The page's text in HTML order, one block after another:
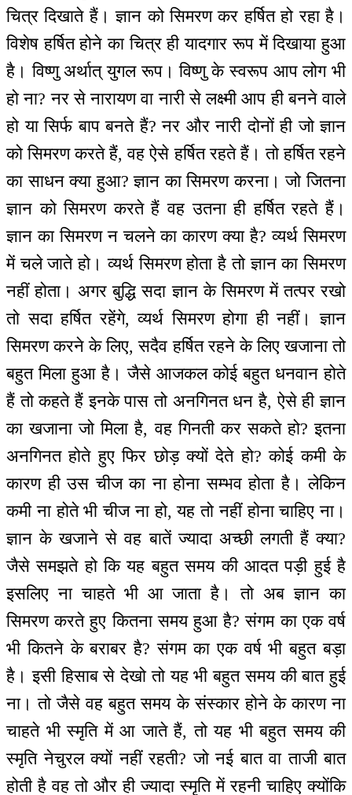
चित्र दिखाते हैं। ज्ञान को सिमरण कर हर्षित हो रहा है।
विशेष हर्षित होने का चित्र ही यादगार रूप में दिखाया हुआ
है। विष्णु अर्थात् युगल रूप। विष्णु के स्वरूप आप लोग भी
हो ना? नर से नारायण वा नारी से लक्ष्मी आप ही बनने वाले
हो या सिर्फ बाप बनते हैं? नर और नारी दोनों ही जो ज्ञान
को सिमरण करते हैं, वह ऐसे हर्षित रहते हैं। तो हर्षित रहने
का साधन क्या हुआ? ज्ञान का सिमरण करना। जो जितना
ज्ञान को सिमरण करते हैं वह उतना ही हर्षित रहते हैं।
ज्ञान का सिमरण न चलने का कारण क्या है? व्यर्थ सिमरण
में चले जाते हो। व्यर्थ सिमरण होता है तो ज्ञान का सिमरण
नहीं होता। अगर बुद्धि सदा ज्ञान के सिमरण में तत्पर रखो
तो सदा हर्षित रहेंगे, व्यर्थ सिमरण होगा ही नहीं। ज्ञान
सिमरण करने के लिए, सदैव हर्षित रहने के लिए खजाना तो
बहुत मिला हुआ है। जैसे आजकल कोई बहुत धनवान होते
हैं तो कहते हैं इनके पास तो अनगिनत धन है, ऐसे ही ज्ञान
का खजाना जो मिला है, वह गिनती कर सकते हो? इतना
अनगिनत होते हुए फिर छोड़ क्यों देते हो? कोई कमी के
कारण ही उस चीज का ना होना सम्भव होता है। लेकिन
कमी ना होते भी चीज ना हो, यह तो नहीं होना चाहिए ना।
ज्ञान के खजाने से वह बातें ज्यादा अच्छी लगती हैं क्या?
जैसे समझते हो कि यह बहुत समय की आदत पड़ी हुई है
इसलिए ना चाहते भी आ जाता है। तो अब ज्ञान का
सिमरण करते हुए कितना समय हुआ है? संगम का एक वर्ष
भी कितने के बराबर है? संगम का एक वर्ष भी बहुत बड़ा
है। इसी हिसाब से देखो तो यह भी बहुत समय की बात हुई
ना। तो जैसे वह बहुत समय के संस्कार होने के कारण ना
चाहते भी स्मृति में आ जाते हैं, तो यह भी बहुत समय की
स्मृति नेचुरल क्यों नहीं रहती? जो नई बात वा ताजी बात
होती है वह तो और ही ज्यादा स्मृति में रहनी चाहिए क्योंकि